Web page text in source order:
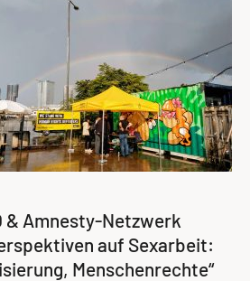
& Amnesty-Netzwerk
auf Sexarbeit:
Menschenrechte“